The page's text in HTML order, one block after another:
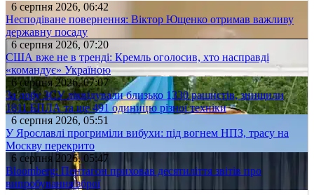
6 серпня 2026, 06:42
Несподіване повернення: Віктор Ющенко отримав важливу
державну посаду
6 серпня 2026, 07:20
США вже не в тренді: Кремль оголосив, хто насправді
«командує» Україною
6 серпня 2026, 07:07
За добу ЗСУ ліквідували близько 1330 рашистів, знищили
1811 БПЛА та ще 491 одиницю різної техніки
6 серпня 2026, 05:51
У Ярославлі прогриміли вибухи: під вогнем НПЗ, трасу на
Москву перекрито
6 серпня 2026, 05:47
Bloomberg: Пентагон приховав десятиліття звітів про
випробування зброї